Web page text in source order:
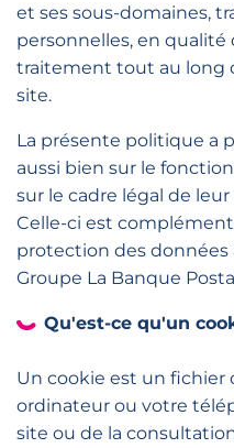
et ses sous-domaines,
personnelles, en qualité
traitement tout au long
site.
La présente politique a
aussi bien sur le
sur le cadre légal de
Celle-ci est
protection des données
Groupe La Banque
Qu'est-ce qu'un
Un cookie est un fichier
ordinateur ou votre
site ou de la